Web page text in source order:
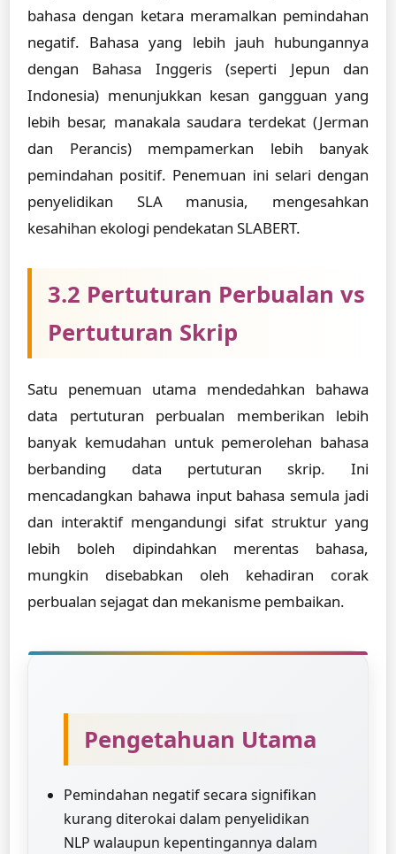
bahasa dengan ketara meramalkan pemindahan
negatif. Bahasa yang lebih jauh hubungannya
dengan Bahasa Inggeris (seperti Jepun dan
Indonesia) menunjukkan kesan gangguan yang
lebih besar, manakala saudara terdekat (Jerman
dan Perancis) mempamerkan lebih banyak
pemindahan positif. Penemuan ini selari dengan
penyelidikan SLA manusia, mengesahkan
kesahihan ekologi pendekatan SLABERT.
3.2 Pertuturan Perbualan vs
Pertuturan Skrip
Satu penemuan utama mendedahkan bahawa
data pertuturan perbualan memberikan lebih
banyak kemudahan untuk pemerolehan bahasa
berbanding data pertuturan skrip. Ini
mencadangkan bahawa input bahasa semula jadi
dan interaktif mengandungi sifat struktur yang
lebih boleh dipindahkan merentas bahasa,
mungkin disebabkan oleh kehadiran corak
perbualan sejagat dan mekanisme pembaikan.
Pengetahuan Utama
Pemindahan negatif secara signifikan
kurang diterokai dalam penyelidikan
NLP walaupun kepentingannya dalam